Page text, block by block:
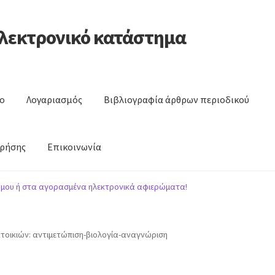
κατάστημα
Λογαριασμός Βιβλιογραφία άρθρων περιοδικού
Επικοινωνία
Βιβλιογραφία άρθρων περιοδικούΑναζήτηση θεμάτων
ή στα αγορασμένα ηλεκτρονικά αφιερώματα!
αντιμετώπιση-βιολογία-αναγνώριση